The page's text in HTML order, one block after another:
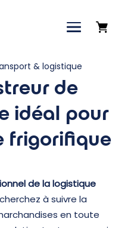
& logistique
de
idéal pour
frigorifique
de la logistique
à suivre la
en toute